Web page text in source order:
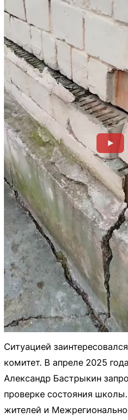
Ситуацией
комитет. В апреле 2025
Александр Бастрыкин
проверке состояния
жителей и